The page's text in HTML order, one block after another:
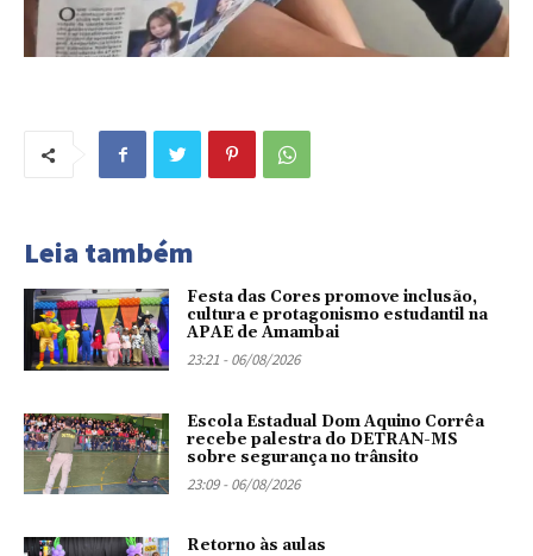
Leia também
Festa das Cores promove inclusão,
cultura e protagonismo estudantil na
APAE de Amambai
23:21 - 06/08/2026
Escola Estadual Dom Aquino Corrêa
recebe palestra do DETRAN-MS
sobre segurança no trânsito
23:09 - 06/08/2026
Retorno às aulas